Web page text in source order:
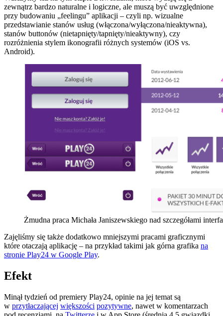
zewnątrz bardzo naturalne i logiczne, ale muszą być uwzględnione
przy budowaniu „feelingu” aplikacji – czyli np. wizualne
przedstawianie stanów usług (włączona/wyłączona/nieaktywna),
stanów buttonów (nietapnięty/tapnięty/nieaktywny), czy
rozróżnienia stylem ikonografii różnych systemów (iOS vs.
Android).
Żmudna praca Michała Janiszewskiego nad szczegółami
Zajęliśmy się także dodatkowo mniejszymi pracami graficznymi
które otaczają aplikację – na przykład takimi jak górna grafika na
stronie Play24 w Google Play.
Efekt
Minął tydzień od premiery Play24, opinie na jej temat są
w przytłaczającej większości pozytywne, nawet w komentarzach